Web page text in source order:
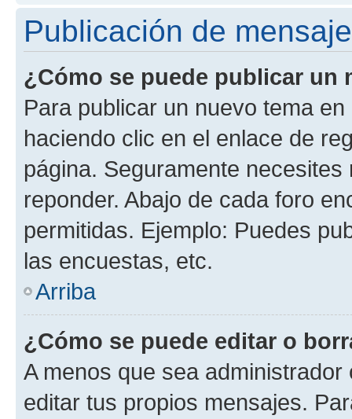
Publicación de
¿Cómo se puede publicar un
Para publicar un nuevo tema
haciendo clic en el enlace de
página. Seguramente
reponder. Abajo de cada foro
permitidas. Ejemplo: Puedes
las encuestas, etc.
Arriba
¿Cómo se puede editar o
A menos que sea
editar tus propios mensajes.